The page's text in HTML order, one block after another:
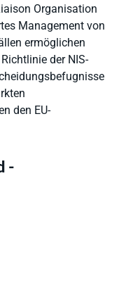
Organisation
Management von
ermöglichen
der NIS-
den EU-
-